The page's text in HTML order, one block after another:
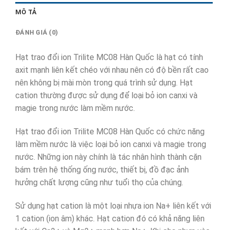
MÔ TẢ
ĐÁNH GIÁ (0)
Hạt trao đổi ion Trilite MC08 Hàn Quốc là hạt có tính
axit mạnh liên kết chéo với nhau nên có độ bền rất cao
nên không bị mài mòn trong quá trình sử dụng. Hạt
cation thường được sử dụng để loại bỏ ion canxi và
magie trong nước làm mềm nước.
Hạt trao đổi ion Trilite MC08 Hàn Quốc có chức năng
làm mềm nước là việc loại bỏ ion canxi và magie trong
nước. Những ion này chính là tác nhân hình thành cặn
bám trên hệ thống ống nước, thiết bị, đồ đạc ảnh
hưởng chất lượng cũng như tuổi thọ của chúng.
Sử dụng hạt cation là một loại nhựa ion Na+ liên kết với
1 cation (ion âm) khác. Hạt cation đó có khả năng liên